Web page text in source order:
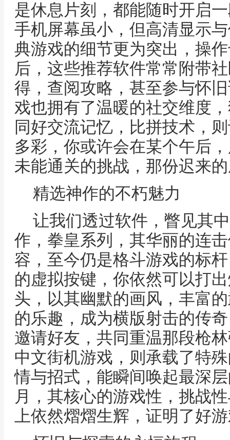
是休息片刻，都能随时开启
手机屏幕虽小，但高清显示
典游戏的细节更为突出，操
后，这些推荐软件常常附带
得，查阅攻略，甚至参与怀
戏也拥有了温暖的社交维度
同好交流记忆，比拼技术，
多彩，你或许会在某个午后
未能通关的挑战，那份迟来
精选神作的不朽魅力
让我们透过软件，瞥见其
作，拳皇系列，其华丽的连
容，至今仍是格斗游戏的标
的虚拟按键，你依然可以打
头，以其幽默的画风，丰富
的乐趣，成为横版射击的传
邀请好友，共同重温那段枪
中文街机游戏，则承载了特
情与招式，能瞬间唤起最深
月，其核心的游戏性，挑战
上依然熠熠生辉，证明了好